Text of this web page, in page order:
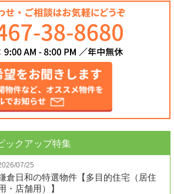
ックアップ特集
07/25
倉日和の特選物件【多目的住宅（居住
・店舗用）】